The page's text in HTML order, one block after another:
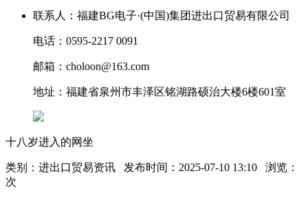
联系人：福建BG电子·(中国)集团进出口贸易有限公司
电话：0595-2217 0091
邮箱：choloon@163.com
地址：福建省泉州市丰泽区铭湖路硕治大楼6楼601室
十八岁进入的网坐
类别：进出口贸易资讯 发布时间：2025-07-10 13:10 浏览：
次